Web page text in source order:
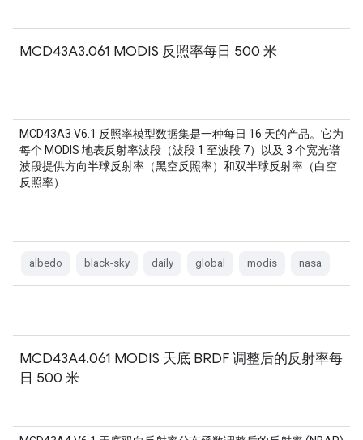
MCD43A3.061 MODIS 反照率每日 500 米
MCD43A3 V6.1 反照率模型数据集是一种每日 16 天的产品。它为
每个 MODIS 地表反射率波段（波段 1 至波段 7）以及 3 个宽光谱
波段提供方向半球反射率（黑空反照率）和双半球反射率（白空
反照率）…
albedo black-sky daily global modis nasa
MCD43A4.061 MODIS 天底 BRDF 调整后的反射率每
日 500 米